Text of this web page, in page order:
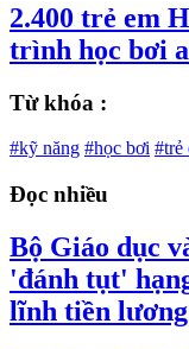
2.400 trẻ em
trình học bơi
Từ khóa :
#kỹ năng #học bơi #trẻ
Đọc nhiều
Bộ Giáo dục
'đánh tụt'
lĩnh tiền lương